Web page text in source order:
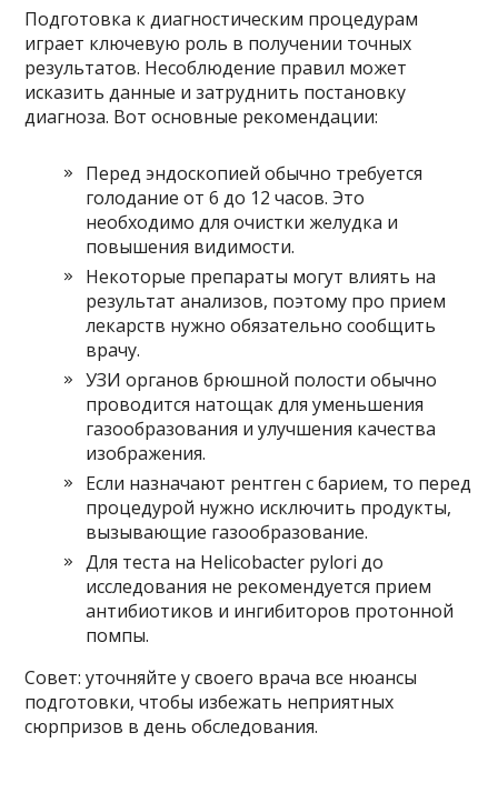
Подготовка к диагностическим процедурам
играет ключевую роль в получении точных
результатов. Несоблюдение правил может
исказить данные и затруднить постановку
диагноза. Вот основные рекомендации:
Перед эндоскопией обычно требуется
голодание от 6 до 12 часов. Это
необходимо для очистки желудка и
повышения видимости.
Некоторые препараты могут влиять на
результат анализов, поэтому про прием
лекарств нужно обязательно сообщить
врачу.
УЗИ органов брюшной полости обычно
проводится натощак для уменьшения
газообразования и улучшения качества
изображения.
Если назначают рентген с барием, то перед
процедурой нужно исключить продукты,
вызывающие газообразование.
Для теста на Helicobacter pylori до
исследования не рекомендуется прием
антибиотиков и ингибиторов протонной
помпы.
Совет: уточняйте у своего врача все нюансы
подготовки, чтобы избежать неприятных
сюрпризов в день обследования.